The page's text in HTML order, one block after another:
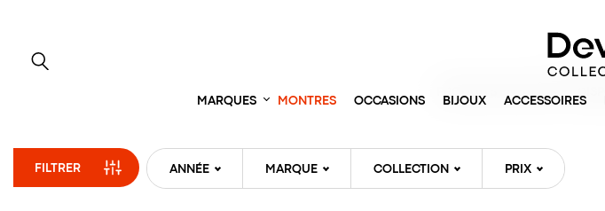
MARQUES MONTRES OCCASIONS BIJOUX ACCESSOIRES
FILTRER ANNÉE MARQUE COLLECTION PRIX